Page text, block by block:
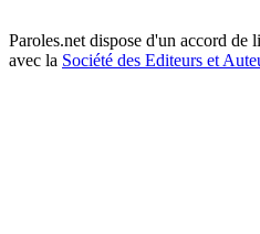
Paroles.net dispose d'un accord de
avec la Société des Editeurs et